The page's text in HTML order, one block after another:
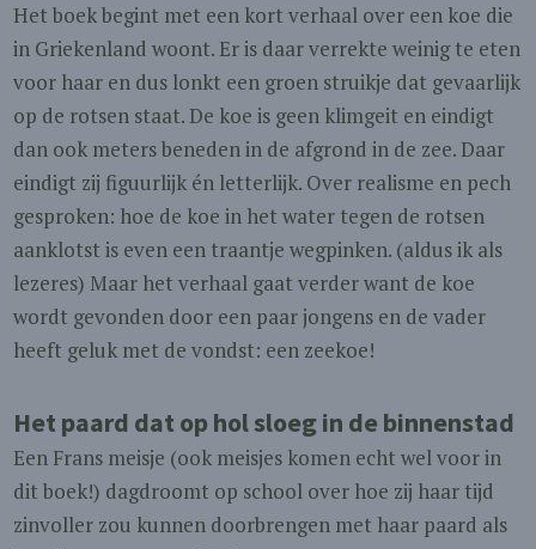
Het boek begint met een kort verhaal over een koe die
in Griekenland woont. Er is daar verrekte weinig te eten
voor haar en dus lonkt een groen struikje dat gevaarlijk
op de rotsen staat. De koe is geen klimgeit en eindigt
dan ook meters beneden in de afgrond in de zee. Daar
eindigt zij figuurlijk én letterlijk. Over realisme en pech
gesproken: hoe de koe in het water tegen de rotsen
aanklotst is even een traantje wegpinken. (aldus ik als
lezeres) Maar het verhaal gaat verder want de koe
wordt gevonden door een paar jongens en de vader
heeft geluk met de vondst: een zeekoe!
Het paard dat op hol sloeg in de binnenstad
Een Frans meisje (ook meisjes komen echt wel voor in
dit boek!) dagdroomt op school over hoe zij haar tijd
zinvoller zou kunnen doorbrengen met haar paard als